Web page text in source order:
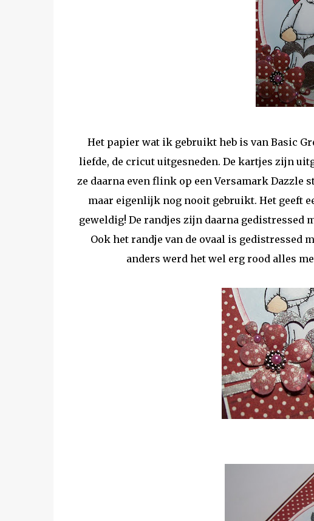
Het papier wat ik gebruikt heb is van Basic
liefde, de cricut uitgesneden. De kartjes zijn
ze daarna even flink op een Versamark Dazzle
maar eigenlijk nog nooit gebruikt. Het geeft
geweldig! De randjes zijn daarna gedistressed
Ook het randje van de ovaal is gedistressed
anders werd het wel erg rood alles